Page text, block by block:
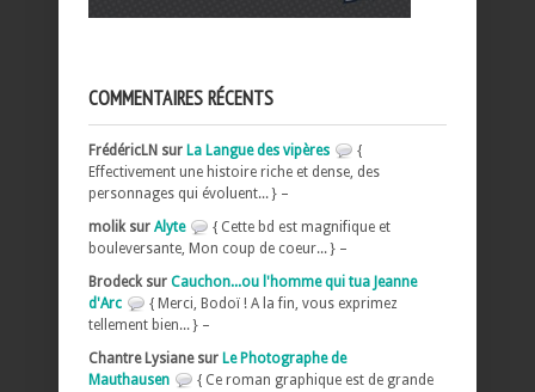
COMMENTAIRES RÉCENTS
FrédéricLN sur La Langue des vipères
{
Effectivement une histoire riche et dense, des
personnages qui évoluent... } –
molik sur Alyte
{ Cette bd est magnifique et
bouleversante, Mon coup de coeur... } –
Brodeck sur Cauchon...ou l'homme qui tua Jeanne
d'Arc
{ Merci, Bodoï ! A la fin, vous exprimez
tellement bien... } –
Chantre Lysiane sur Le Photographe de
Mauthausen
{ Ce roman graphique est de grande